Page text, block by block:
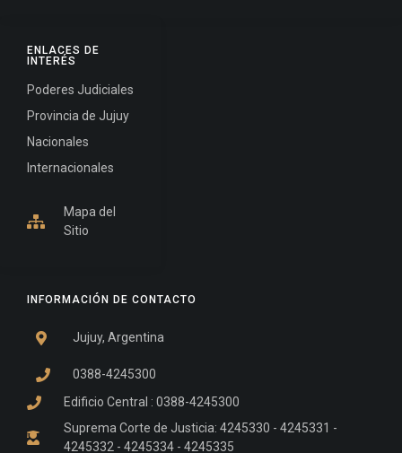
INFORMACIÓN DE CONTACTO
Jujuy, Argentina
0388-4245300
Edificio Central : 0388-4245300
Suprema Corte de Justicia: 4245330 - 4245331 -
4245332 - 4245334 - 4245335
ENLACES DE
INTERÉS
Poderes Judiciales
Provincia de Jujuy
Nacionales
Internacionales
Mapa del
Sitio